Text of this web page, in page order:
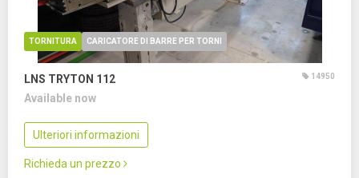
TORNITURA CARICATORE DI BARRE PER TORNI
LNS TRYTON 112 14950
Available now
Ulteriori informazioni
Richieda un prezzo